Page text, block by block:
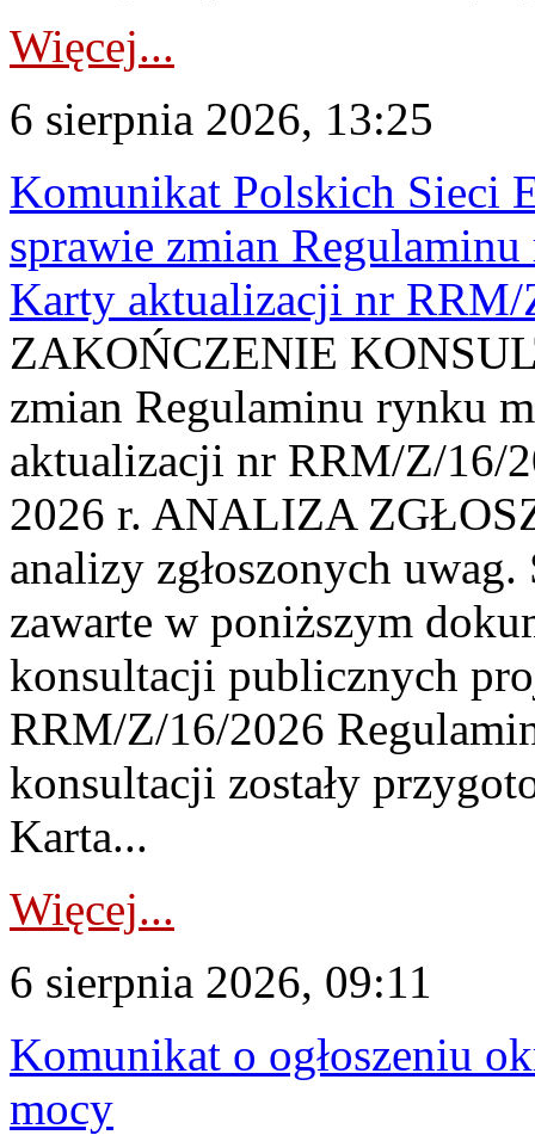
Więcej...
6 sierpnia 2026, 13:25
Komunikat Polskich Sieci
sprawie zmian
Karty aktualizacji nr
ZAKOŃCZENIE
zmian Regulaminu rynku
aktualizacji nr RRM/Z/16/
2026 r. ANALIZA
analizy zgłoszonych
zawarte w poniższym
konsultacji publicznych
RRM/Z/16/2026
konsultacji zostały
Karta...
Więcej...
6 sierpnia 2026, 09:11
Komunikat o ogłoszeniu
mocy